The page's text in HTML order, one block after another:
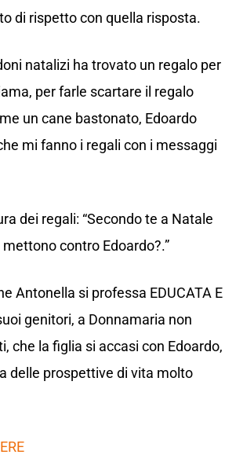
di rispetto con quella risposta.
natalizi ha trovato un regalo per
per farle scartare il regalo
un cane bastonato, Edoardo
mi fanno i regali con i messaggi
dei regali: “Secondo te a Natale
contro Edoardo?.”
Antonella si professa EDUCATA E
genitori, a Donnamaria non
che la figlia si accasi con Edoardo,
delle prospettive di vita molto